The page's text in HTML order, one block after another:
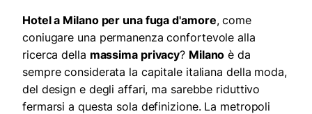
Hotel a Milano per una fuga d'amore, come
coniugare una permanenza confortevole alla
ricerca della massima privacy? Milano è da
sempre considerata la capitale italiana della moda,
del design e degli affari, ma sarebbe riduttivo
fermarsi a questa sola definizione. La metropoli